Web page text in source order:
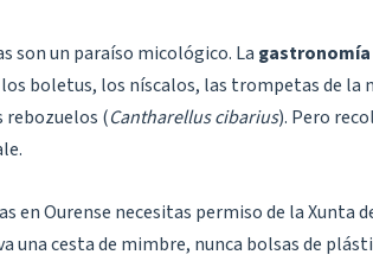
son un paraíso micológico. La gastronomía
boletus, los níscalos, las trompetas de la
rebozuelos (Cantharellus cibarius). Pero
en Ourense necesitas permiso de la Xunta
una cesta de mimbre, nunca bolsas de